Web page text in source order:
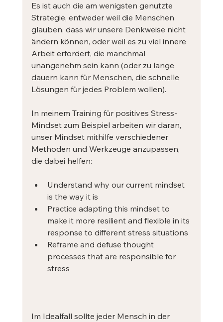
Es ist auch die am wenigsten genutzte
Strategie, entweder weil die Menschen
glauben, dass wir unsere Denkweise nicht
ändern können, oder weil es zu viel innere
Arbeit erfordert, die manchmal
unangenehm sein kann (oder zu lange
dauern kann für Menschen, die schnelle
Lösungen für jedes Problem wollen).
In meinem Training für positives Stress-
Mindset zum Beispiel arbeiten wir daran,
unser Mindset mithilfe verschiedener
Methoden und Werkzeuge anzupassen,
die dabei helfen:
Understand why our current mindset
is the way it is
Practice adapting this mindset to
make it more resilient and flexible in its
response to different stress situations
Reframe and defuse thought
processes that are responsible for
stress
Im Idealfall sollte jeder Mensch in der